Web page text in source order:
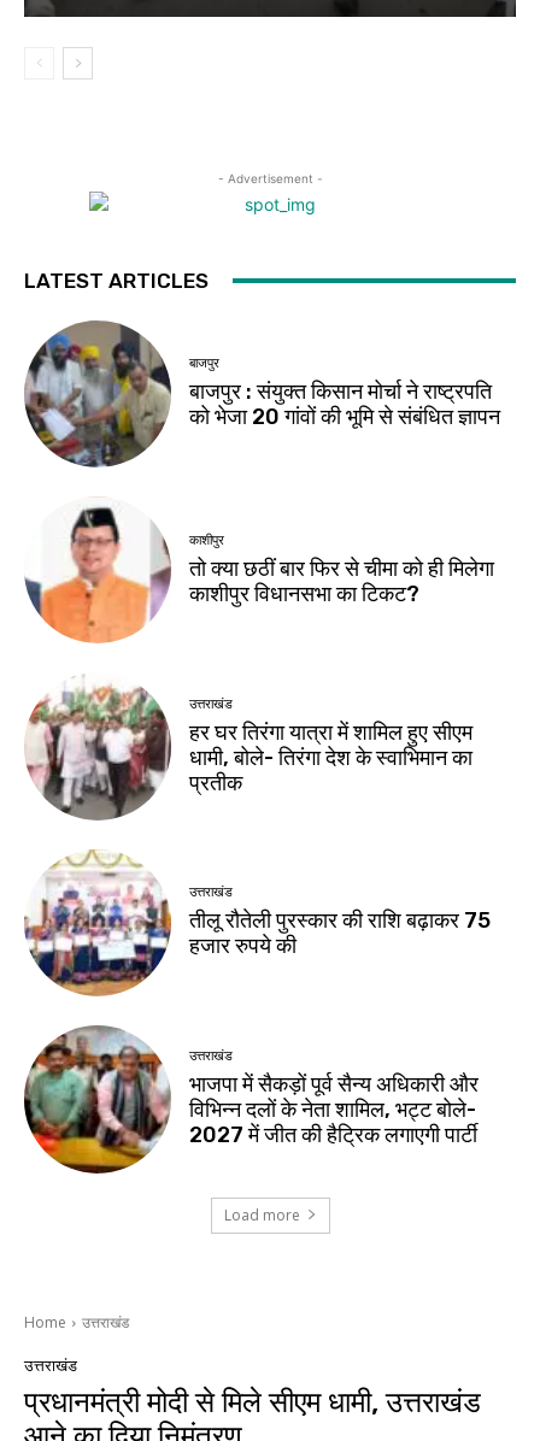
- Advertisement -
LATEST ARTICLES
बाजपुर
बाजपुर : संयुक्त किसान मोर्चा ने राष्ट्रपति
को भेजा 20 गांवों की भूमि से संबंधित ज्ञापन
काशीपुर
तो क्या छठीं बार फिर से चीमा को ही मिलेगा
काशीपुर विधानसभा का टिकट?
उत्तराखंड
हर घर तिरंगा यात्रा में शामिल हुए सीएम
धामी, बोले- तिरंगा देश के स्वाभिमान का
प्रतीक
उत्तराखंड
तीलू रौतेली पुरस्कार की राशि बढ़ाकर 75
हजार रुपये की
उत्तराखंड
भाजपा में सैकड़ों पूर्व सैन्य अधिकारी और
विभिन्न दलों के नेता शामिल, भट्ट बोले-
2027 में जीत की हैट्रिक लगाएगी पार्टी
Load more